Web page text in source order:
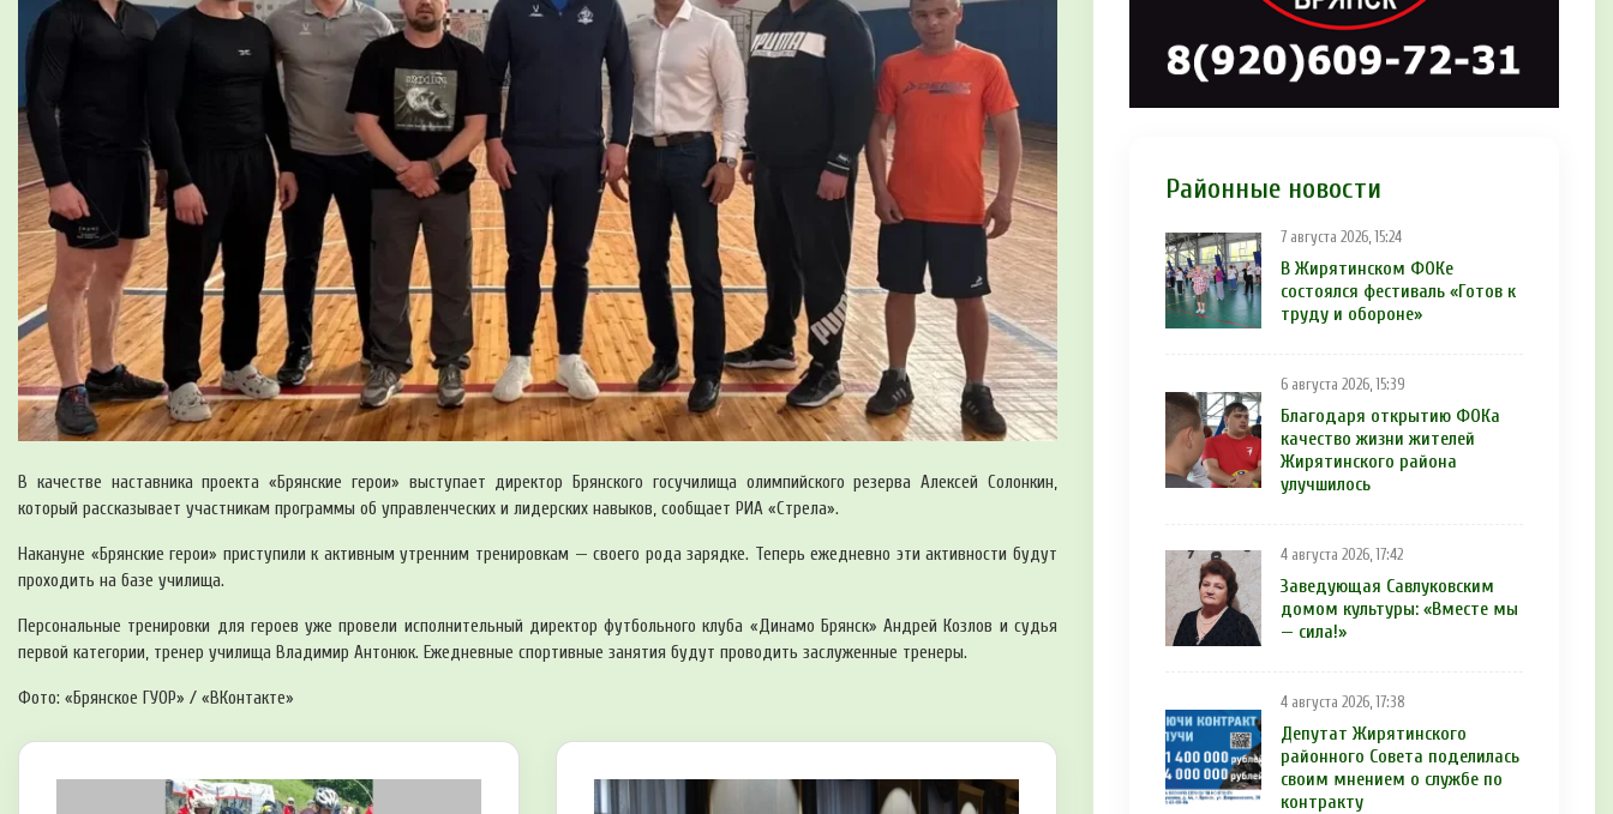
В качестве наставника проекта «Брянские герои» выступает директор Брянского госучилища олимпийского резерва Алексей Солонкин,
который рассказывает участникам программы об управленческих и лидерских навыков, сообщает РИА «Стрела».
Накануне «Брянские герои» приступили к активным утренним тренировкам — своего рода зарядке. Теперь ежедневно эти активности будут
проходить на базе училища.
Персональные тренировки для героев уже провели исполнительный директор футбольного клуба «Динамо Брянск» Андрей Козлов и судья
первой категории, тренер училища Владимир Антонюк. Ежедневные спортивные занятия будут проводить заслуженные тренеры.
Фото: «Брянское ГУОР» / «ВКонтакте»
Районные новости
7 августа 2026, 15:24
В Жирятинском ФОКе
состоялся фестиваль «Готов к
труду и обороне»
6 августа 2026, 15:39
Благодаря открытию ФОКа
качество жизни жителей
Жирятинского района
улучшилось
4 августа 2026, 17:42
Заведующая Савлуковским
домом культуры: «Вместе мы
— сила!»
4 августа 2026, 17:38
Депутат Жирятинского
районного Совета поделилась
своим мнением о службе по
контракту